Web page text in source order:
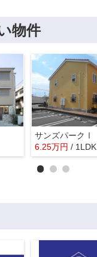
物件
サンズパークⅠ
6.25万円 / 1LDK